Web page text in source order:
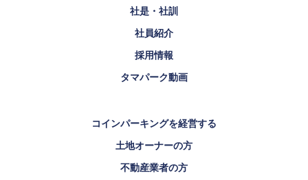
社是・社訓
社員紹介
採用情報
タマパーク動画
コインパーキングを経営する
土地オーナーの方
不動産業者の方